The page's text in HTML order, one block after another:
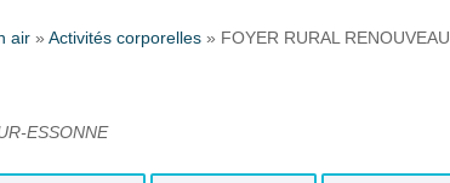
air » Activités corporelles » FOYER RURAL RENOUVEAU
ESSONNE